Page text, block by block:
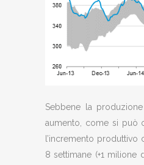
Sebbene la
aumento, come si può
l’incremento produttivo
8 settimane (+1 milione